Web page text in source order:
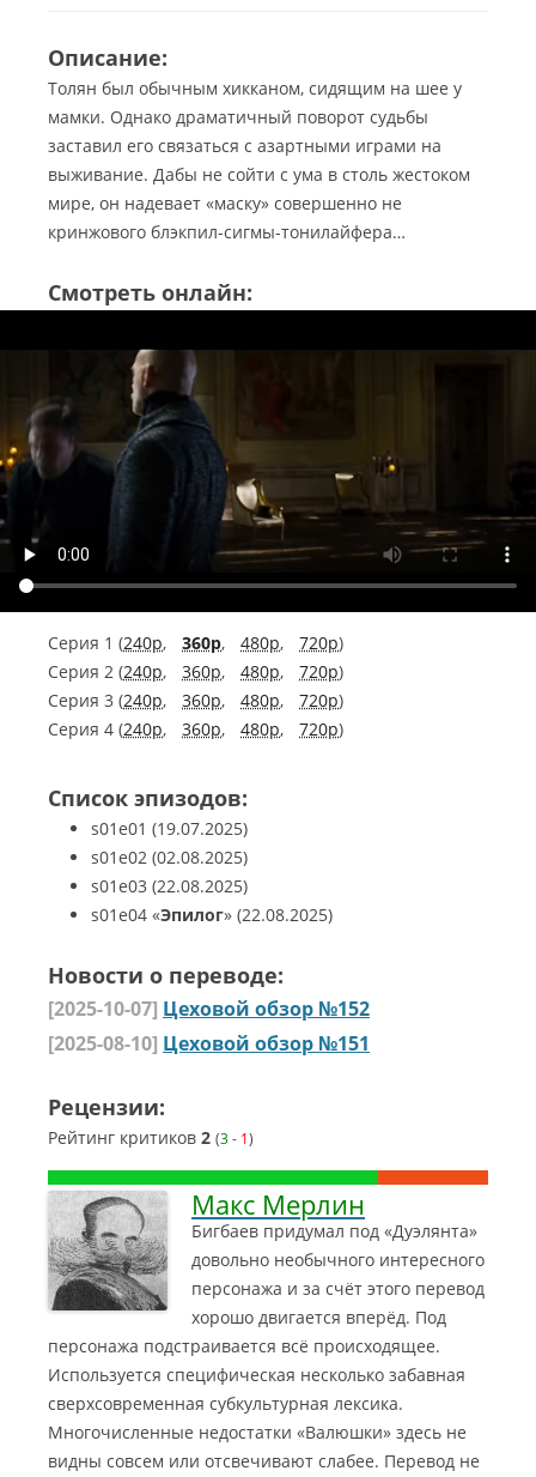
Описание:
Толян был обычным хикканом, сидящим на шее у
мамки. Однако драматичный поворот судьбы
заставил его связаться с азартными играми на
выживание. Дабы не сойти с ума в столь жестоком
мире, он надевает «маску» совершенно не
кринжового блэкпил-сигмы-тонилайфера…
Смотреть онлайн:
Серия 1 (240p, 360p, 480p, 720p)
Серия 2 (240p, 360p, 480p, 720p)
Серия 3 (240p, 360p, 480p, 720p)
Серия 4 (240p, 360p, 480p, 720p)
Список эпизодов:
s01e01 (19.07.2025)
s01e02 (02.08.2025)
s01e03 (22.08.2025)
s01e04 «Эпилог» (22.08.2025)
Новости о переводе:
[2025-10-07] Цеховой обзор №152
[2025-08-10] Цеховой обзор №151
Рецензии:
Рейтинг критиков 2 (3- 1)
Макс Мерлин
Бигбаев придумал под «Дуэлянта»
довольно необычного интересного
персонажа и за счёт этого перевод
хорошо двигается вперёд. Под
персонажа подстраивается всё происходящее.
Используется специфическая несколько забавная
сверхсовременная субкультурная лексика.
Многочисленные недостатки «Валюшки» здесь не
видны совсем или отсвечивают слабее. Перевод не